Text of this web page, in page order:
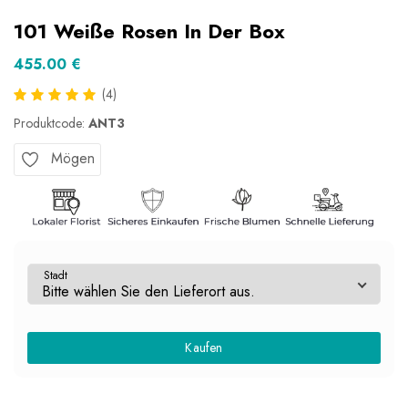
101 Weiße Rosen In Der Box
455.00 €
(4)
Produktcode: ANT3
Mögen
Stadt
Kaufen